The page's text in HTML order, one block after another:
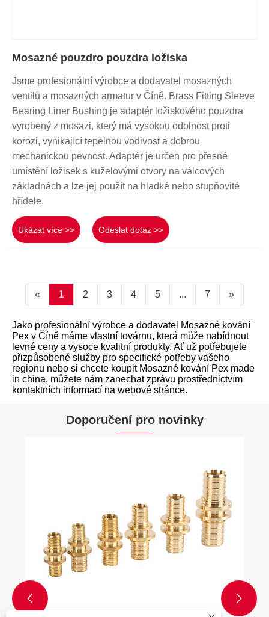
Mosazné pouzdro pouzdra ložiska
Jsme profesionální výrobce a dodavatel mosazných
ventilů a mosazných armatur v Číně. Brass Fitting Sleeve
Bearing Liner Bushing je adaptér ložiskového pouzdra
vyrobený z mosazi, který má vysokou odolnost proti
korozi, vynikající tepelnou vodivost a dobrou
mechanickou pevnost. Adaptér je určen pro přesné
umístění ložisek s kuželovými otvory na válcových
základnách a lze jej použít na hladké nebo stupňovité
hřídele.
Ukázat více >> Odeslat dotaz >>
« 1 2 3 4 5 ... 7 »
Jako profesionální výrobce a dodavatel Mosazné kování
Pex v Číně máme vlastní továrnu, která může nabídnout
levné ceny a vysoce kvalitní produkty. Ať už potřebujete
přizpůsobené služby pro specifické potřeby vašeho
regionu nebo si chcete koupit Mosazné kování Pex made
in china, můžete nám zanechat zprávu prostřednictvím
kontaktních informací na webové stránce.
Doporučení pro novinky
 